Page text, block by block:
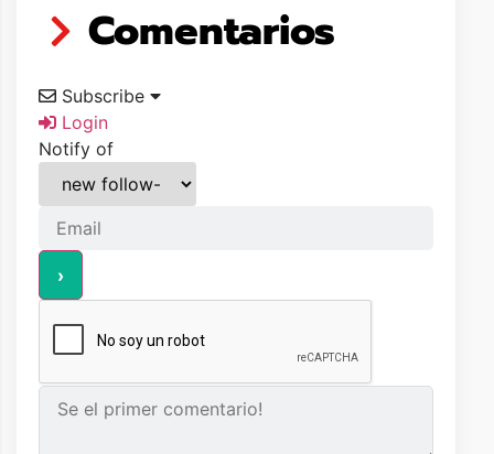
Comentarios
Subscribe
Login
Notify of